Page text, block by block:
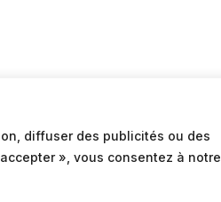
diffuser des publicités ou des
», vous consentez à notre
d’utilisation